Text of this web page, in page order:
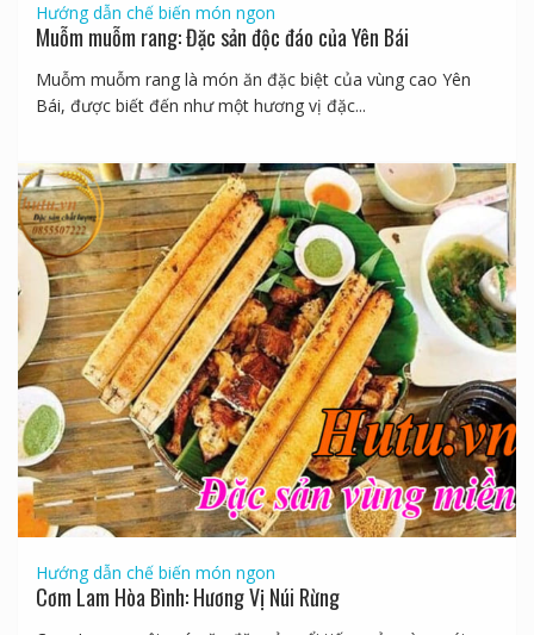
Hướng dẫn chế biến món ngon
Muỗm muỗm rang: Đặc sản độc đáo của Yên Bái
Muỗm muỗm rang là món ăn đặc biệt của vùng cao Yên
Bái, được biết đến như một hương vị đặc...
Hướng dẫn chế biến món ngon
Cơm Lam Hòa Bình: Hương Vị Núi Rừng